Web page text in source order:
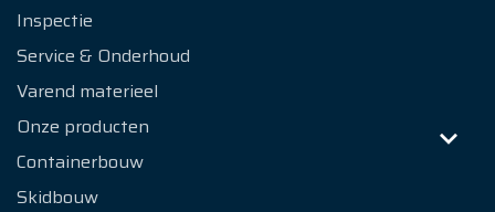
Inspectie
Service & Onderhoud
Varend materieel
Onze producten
Containerbouw
Skidbouw